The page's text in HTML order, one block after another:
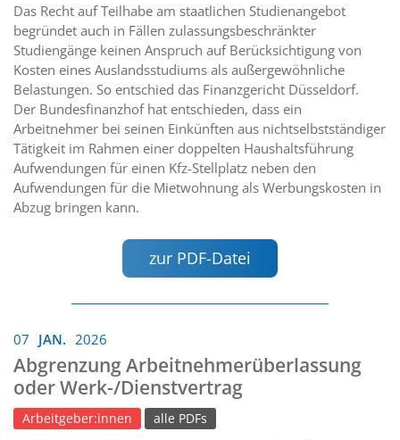
Das Recht auf Teilhabe am staatlichen Studienangebot
begründet auch in Fällen zulassungsbeschränkter
Studiengänge keinen Anspruch auf Berücksichtigung von
Kosten eines Auslandsstudiums als außergewöhnliche
Belastungen. So entschied das Finanzgericht Düsseldorf.
Der Bundesfinanzhof hat entschieden, dass ein
Arbeitnehmer bei seinen Einkünften aus nichtselbstständiger
Tätigkeit im Rahmen einer doppelten Haushaltsführung
Aufwendungen für einen Kfz-Stellplatz neben den
Aufwendungen für die Mietwohnung als Werbungskosten in
Abzug bringen kann.
zur PDF-Datei
07 JAN. 2026
Abgrenzung Arbeitnehmerüberlassung
oder Werk-/Dienstvertrag
Arbeitgeber:innen alle PDFs